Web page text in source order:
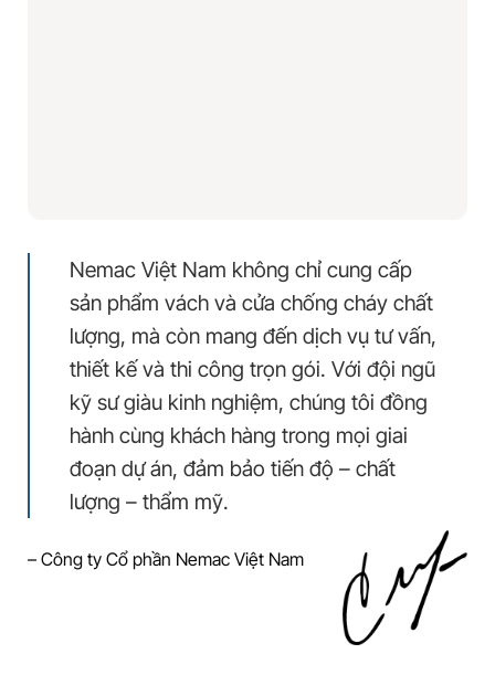
Nemac Việt Nam không chỉ cung cấp
sản phẩm vách và cửa chống cháy chất
lượng, mà còn mang đến dịch vụ tư vấn,
thiết kế và thi công trọn gói. Với đội ngũ
kỹ sư giàu kinh nghiệm, chúng tôi đồng
hành cùng khách hàng trong mọi giai
đoạn dự án, đảm bảo tiến độ – chất
lượng – thẩm mỹ.
– Công ty Cổ phần Nemac Việt Nam